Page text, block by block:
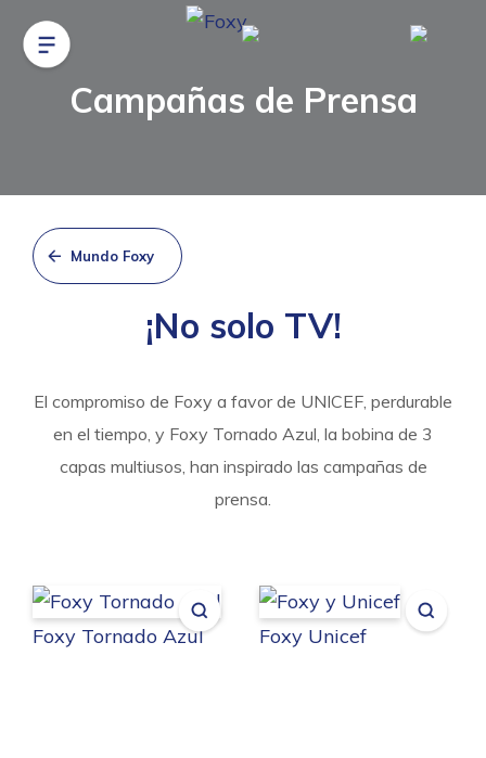
Campañas de Prensa
Mundo Foxy
¡No solo TV!
El compromiso de Foxy a favor de UNICEF, perdurable
en el tiempo, y Foxy Tornado Azul, la bobina de 3
capas multiusos, han inspirado las campañas de
prensa.
Foxy Tornado Azul Foxy Unicef